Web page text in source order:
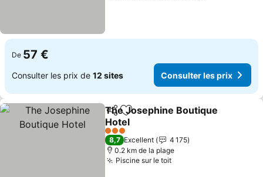
De 57 €
Consulter les prix de 12 sites Consulter les prix
PartagerAjouter à mes favoris
The Josephine Boutique
Hotel
3 Étoiles
8,7 Excellent
4 175
0.2 km de la plage
Piscine sur le toit